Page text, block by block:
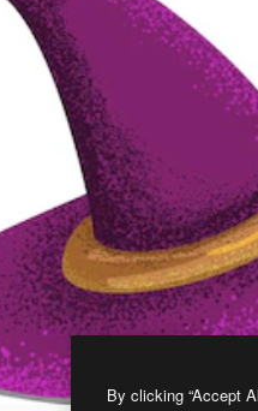
By clicking “Accept